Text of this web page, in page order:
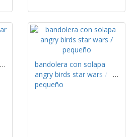
bandolera con solapa
angry birds star wars /
pequeño